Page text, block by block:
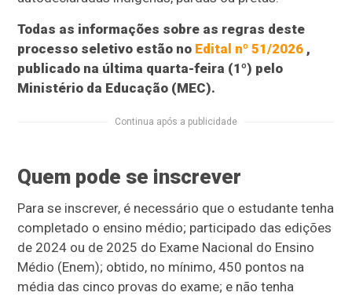
Todas as informações sobre as regras deste
processo seletivo estão no Edital nº 51/2026 ,
publicado na última quarta-feira (1º) pelo
Ministério da Educação (MEC).
Continua após a publicidade
Quem pode se inscrever
Para se inscrever, é necessário que o estudante tenha
completado o ensino médio; participado das edições
de 2024 ou de 2025 do Exame Nacional do Ensino
Médio (Enem); obtido, no mínimo, 450 pontos na
média das cinco provas do exame; e não tenha